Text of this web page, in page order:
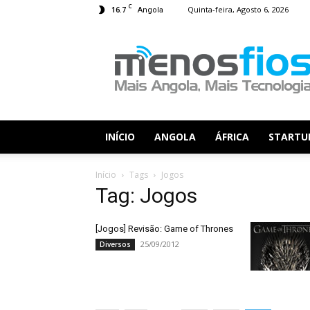
16.7 C Angola Quinta-feira, Agosto 6, 2026
Fios
INÍCIO ANGOLA ÁFRICA
Início Tags Jogos
Tag: Jogos
[Jogos] Revisão: Game of Thrones
Diversos 25/09/2012